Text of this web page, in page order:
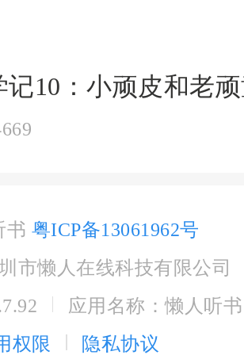
记10：小顽皮和老
书 粤ICP备13061962号
市懒人在线科技有限公司
应用名称：懒人听书
权限
隐私协议